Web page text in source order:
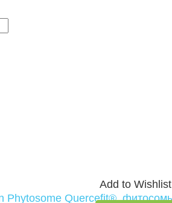
Add to Wishlist